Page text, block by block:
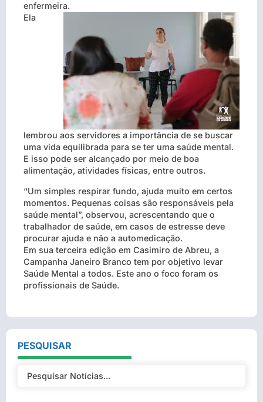
enfermeira.
Ela
lembrou aos servidores a importância de se buscar
uma vida equilibrada para se ter uma saúde mental.
E isso pode ser alcançado por meio de boa
alimentação, atividades físicas, entre outros.
“Um simples respirar fundo, ajuda muito em certos
momentos. Pequenas coisas são responsáveis pela
saúde mental”, observou, acrescentando que o
trabalhador de saúde, em casos de estresse deve
procurar ajuda e não a automedicação.
Em sua terceira edição em Casimiro de Abreu, a
Campanha Janeiro Branco tem por objetivo levar
Saúde Mental a todos. Este ano o foco foram os
profissionais de Saúde.
PESQUISAR